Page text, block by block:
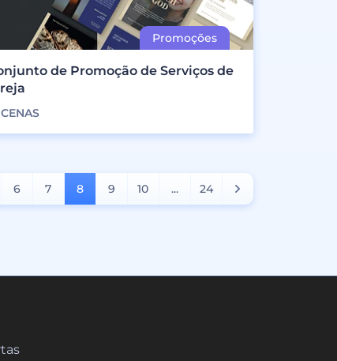
de Promoção de Serviços de
6 7 8 9 10 ... 24